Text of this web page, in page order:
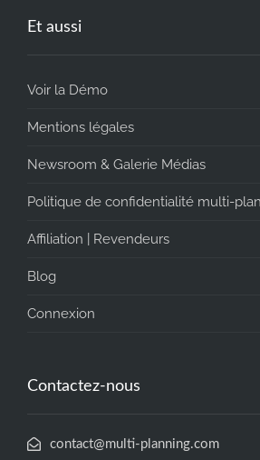
Et aussi
Voir la Démo
Mentions légales
Newsroom & Galerie Médias
Politique de confidentialité multi-
Affiliation | Revendeurs
Blog
Connexion
Contactez-nous
contact@multi-planning.com